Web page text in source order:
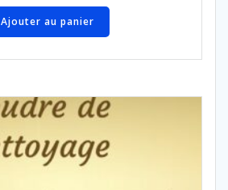
Ajouter au panier